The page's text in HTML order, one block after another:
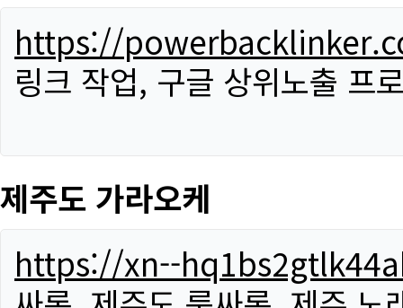
https://
링크 작업, 구글 상위노출 프
제주도 가라오케
https://xn--